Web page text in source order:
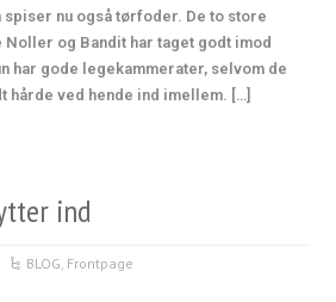
spiser nu også tørfoder. De to store
og Bandit har taget godt imod
har gode legekammerater, selvom de
hårde ved hende ind imellem. […]
ind
BLOG, Frontpage